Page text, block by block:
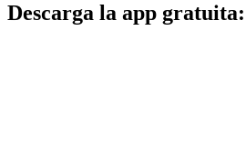
Descarga la app